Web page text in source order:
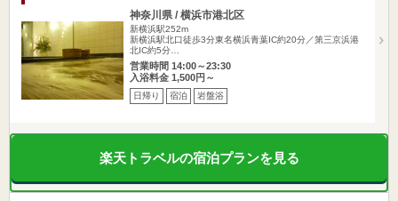
神奈川県 / 横浜市港北区
新横浜駅252m
新横浜駅北口徒歩3分東名横浜青葉IC約20分／第三京浜港
北IC約5分…
営業時間 14:00～23:30
入浴料金 1,500円～
日帰り 宿泊 岩盤浴
楽天トラベルの宿泊プランを見る